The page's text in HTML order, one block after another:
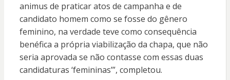
animus de praticar atos de campanha e de
candidato homem como se fosse do gênero
feminino, na verdade teve como consequência
benéfica a própria viabilização da chapa, que não
seria aprovada se não contasse com essas duas
candidaturas ‘femininas’”, completou.